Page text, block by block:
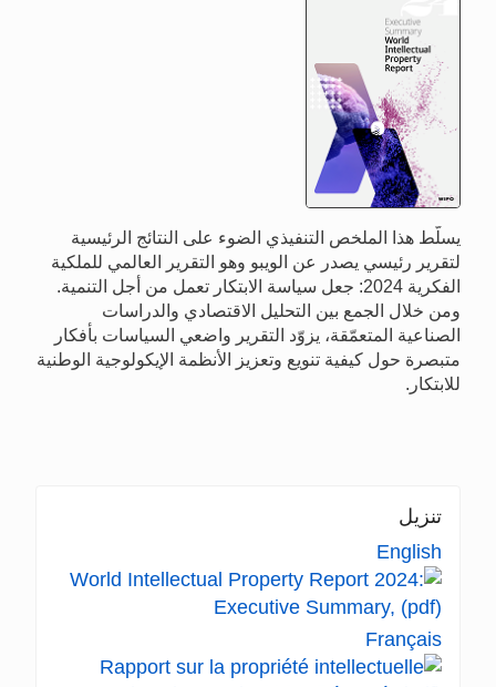
يسلّط هذا الملخص التنفيذي الضوء على النتائج الرئيسية
لتقرير رئيسي يصدر عن الويبو وهو التقرير العالمي للملكية
الفكرية 2024: جعل سياسة الابتكار تعمل من أجل التنمية.
ومن خلال الجمع بين التحليل الاقتصادي والدراسات
الصناعية المتعمّقة، يزوّد التقرير واضعي السياسات بأفكار
متبصرة حول كيفية تنويع وتعزيز الأنظمة الإيكولوجية الوطنية
للابتكار.
تنزيل
English
Français